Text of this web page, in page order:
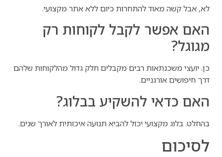
לא, אבל קשה מאוד להתחרות כיום ללא אתר מקצועי.
האם אפשר לקבל לקוחות רק
מגוגל?
כן. יועצי משכנתאות רבים מקבלים חלק גדול מהלקוחות שלהם
דרך חיפושים אורגניים.
האם כדאי להשקיע בבלוג?
בהחלט. בלוג מקצועי יכול להביא תנועה איכותית לאורך שנים.
לסיכום